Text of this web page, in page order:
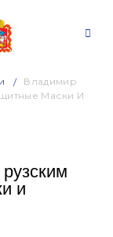
Владимир
Маски И
и